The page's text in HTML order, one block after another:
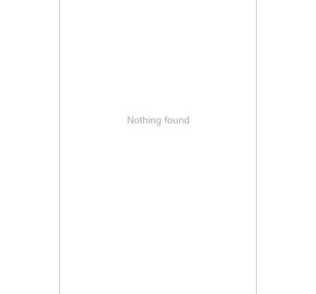
Nothing found